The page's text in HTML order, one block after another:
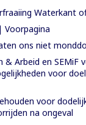
Waterkant
Voorpagina
ons niet
Arbeid en SEMiF
voor
voor
na ongeval